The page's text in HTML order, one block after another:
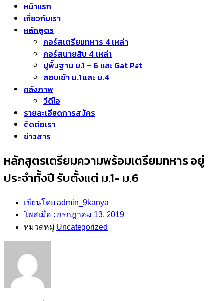
หน้าแรก
เกี่ยวกับเรา
หลักสูตร
คอร์สเตรียมทหาร 4 เหล่า
คอร์สนายสิบ 4 เหล่า
ปูพื้นฐาน ม.1 – 6 และ Gat Pat
สอบเข้า ม.1 และ ม.4
คลังภาพ
วีดีโอ
รายละเอียดการสมัคร
ติดต่อเรา
ข่าวสาร
หลักสูตรเตรียมความพร้อมเตรียมทหาร อยู่
ประจำทั้งปี รับตั้งแต่ ม.1- ม.6
เขียนโดย admin_9kanya
โพสเมื่อ : กรกฎาคม 13, 2019
หมวดหมู่ Uncategorized